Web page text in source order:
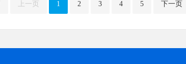
上一页 1 2 3 4 5 下一页